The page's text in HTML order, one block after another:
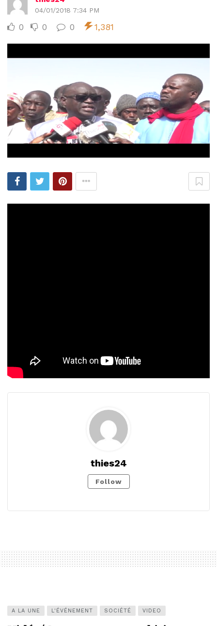
04/01/2018 7:34 PM
0 0 0 1,381
thies24
Follow
A LA UNE L'ÉVÉNEMENT SOCIÉTÉ VIDEO